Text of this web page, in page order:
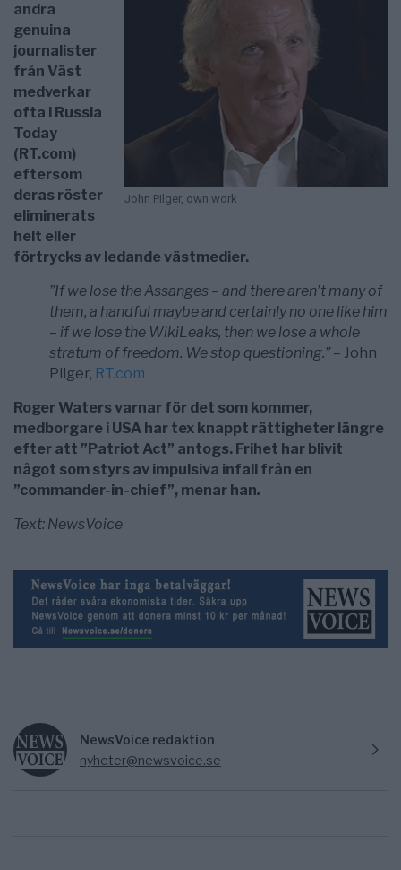
John Pilger, own work
andra
genuina
journalister
från Väst
medverkar
ofta i Russia
Today
(RT.com)
eftersom
deras röster
eliminerats
helt eller
förtrycks av ledande västmedier.
”If we lose the Assanges – and there aren’t many of
them, a handful maybe and certainly no one like him
– if we lose the WikiLeaks, then we lose a whole
stratum of freedom. We stop questioning.” – John
Pilger, RT.com
Roger Waters varnar för det som kommer,
medborgare i USA har tex knappt rättigheter längre
efter att ”Patriot Act” antogs. Frihet har blivit
något som styrs av impulsiva infall från en
”commander-in-chief”, menar han.
Text: NewsVoice
NewsVoice redaktion
nyheter@newsvoice.se